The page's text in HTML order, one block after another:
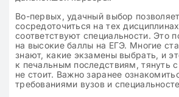
Во-первых, удачный выбор позволяет
сосредоточиться на тех
соответствуют специальности. Это
на высокие баллы на ЕГЭ. Многие
знают, какие экзамены выбрать, и
к печальным последствиям, тянуть
не стоит. Важно заранее
требованиями вузов и